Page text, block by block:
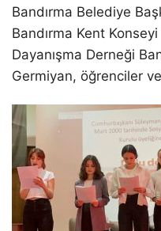
Bandırma Belediye
Bandırma Kent
Dayanışma Derneği
Germiyan, öğrenciler